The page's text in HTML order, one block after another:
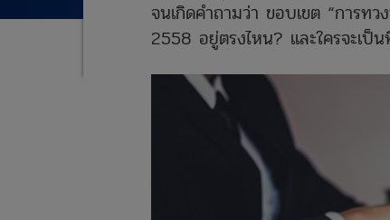
จนเกิดคำถามว่า ขอบเขต “การ
2558 อยู่ตรงไหน? และใครจะเป็